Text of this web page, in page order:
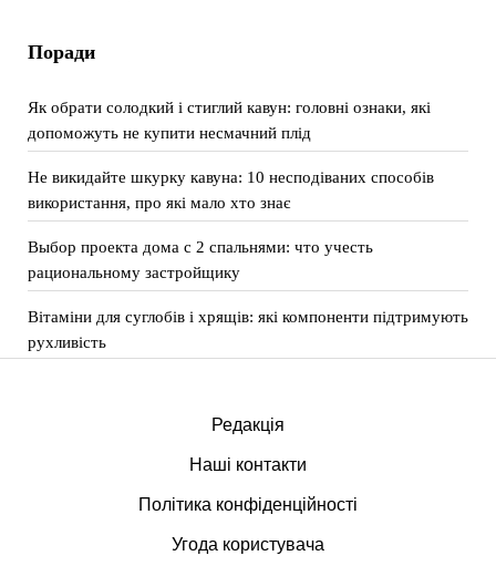
Поради
Як обрати солодкий і стиглий кавун: головні ознаки, які
допоможуть не купити несмачний плід
Не викидайте шкурку кавуна: 10 несподіваних способів
використання, про які мало хто знає
Выбор проекта дома с 2 спальнями: что учесть
рациональному застройщику
Вітаміни для суглобів і хрящів: які компоненти підтримують
рухливість
Редакція
Наші контакти
Політика конфіденційності
Угода користувача